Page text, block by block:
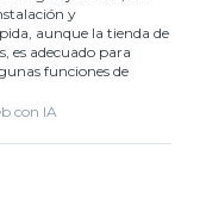
y
aunque la tienda de
es adecuado para
funciones de
con IA